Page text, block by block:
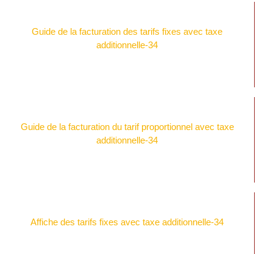
Guide de la facturation des tarifs fixes avec taxe
additionnelle-34
Guide de la facturation du tarif proportionnel avec taxe
additionnelle-34
Affiche des tarifs fixes avec taxe additionnelle-34